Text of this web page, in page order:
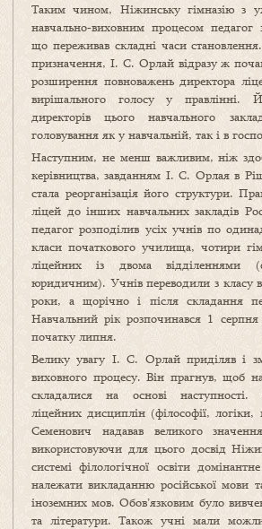
Таким чином, Ніжинську гімназію з
навчально‑виховним процесом педагог
що переживав складні часи
призначення, І. С. Орлай відразу ж
розширення повноважень директора
вирішального голосу у
директорів цього навчального
головування як у навчальній, так і в
Наступним, не менш важливим, ніж
керівництва, завданням І. С. Орлая в
стала реорганізація його структури.
ліцей до інших навчальних закладів
педагог розподілив усіх учнів по
класи початкового училища, чотири
ліцейних із двома відділеннями
юридичним). Учнів переводили з класу
роки, а щорічно і після складання
Навчальний рік розпочинався 1 серпня
початку липня.
Велику увагу І. С. Орлай приділяв і
виховного процесу. Він прагнув, щоб
складалися на основі
ліцейних дисциплін (філософії, логіки,
Семенович надавав великого
використовуючи для цього досвід
системі філологічної освіти
належати викладанню російської мови
іноземних мов. Обов’язковим було
та літератури. Також учні мали